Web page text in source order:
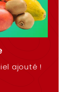
ajouté !